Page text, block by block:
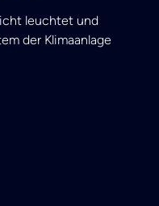
leuchtet und
der Klimaanlage